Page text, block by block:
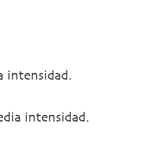
intensidad.
intensidad.